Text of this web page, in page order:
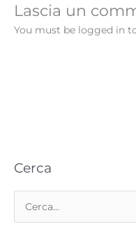
Lascia un
You must be logged in
Cerca